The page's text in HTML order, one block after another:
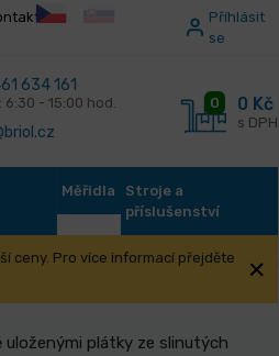
Příhlásit
se
634 161
6:30 - 15:00 hod. 0 0 Kč
s DPH
Měřidla
Stroje a
příslušenství
ceny. Pro více informací přejděte
plátky ze slinutých